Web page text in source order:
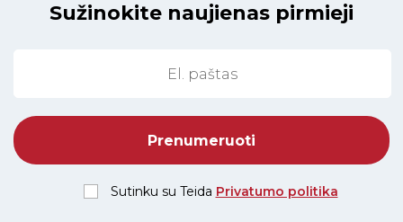
Sužinokite naujienas pirmieji
Sutinku su Teida Privatumo politika